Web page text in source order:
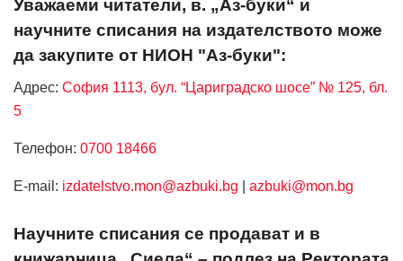
Уважаеми читатели, в. „Аз-буки“ и
научните списания на издателството може
да закупите от НИОН "Аз-буки":
Адрес: София 1113, бул. “Цариградско шосе” № 125, бл.
5
Телефон: 0700 18466
Е-mail: izdatelstvo.mon@azbuki.bg azbuki@mon.bg
Научните списания се продават и в